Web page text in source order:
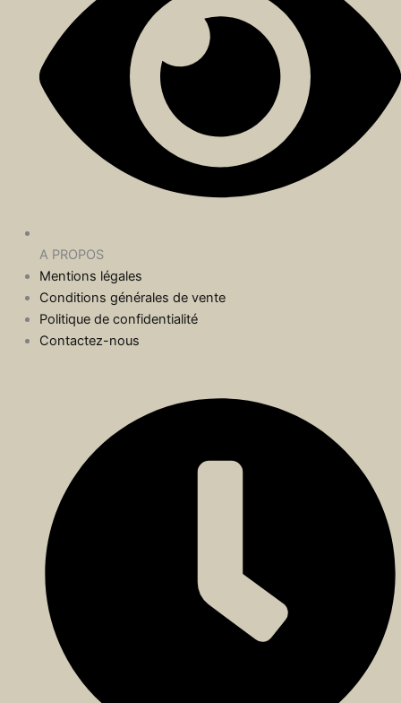
A PROPOS
Mentions légales
Conditions générales de vente
Politique de confidentialité
Contactez-nous